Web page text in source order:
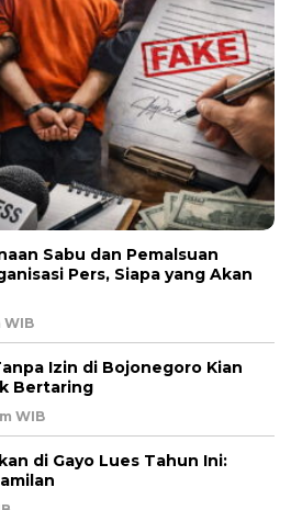
Sabu dan Pemalsuan
Pers, Siapa yang Akan
WIB
Izin di Bojonegoro Kian
Bertaring
WIB
di Gayo Lues Tahun Ini: